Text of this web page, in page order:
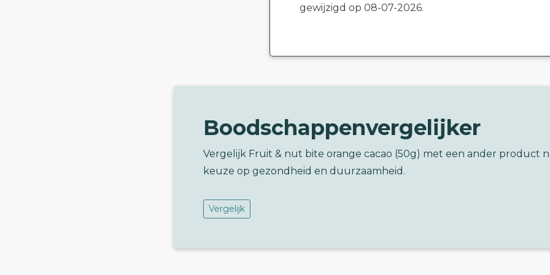
gewijzigd op 08-07-2026.
Boodschappenvergelijker
Vergelijk Fruit & nut bite orange cacao (50g) met een ander product
keuze op gezondheid en duurzaamheid.
Vergelijk